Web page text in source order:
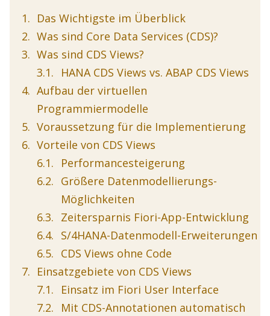
Das Wichtigste im Überblick
Was sind Core Data Services (CDS)?
Was sind CDS Views?
HANA CDS Views vs. ABAP CDS Views
Aufbau der virtuellen
Programmiermodelle
Voraussetzung für die Implementierung
Vorteile von CDS Views
Performancesteigerung
Größere Datenmodellierungs-
Möglichkeiten
Zeitersparnis Fiori-App-Entwicklung
S/4HANA-Datenmodell-Erweiterungen
CDS Views ohne Code
Einsatzgebiete von CDS Views
Einsatz im Fiori User Interface
Mit CDS-Annotationen automatisch